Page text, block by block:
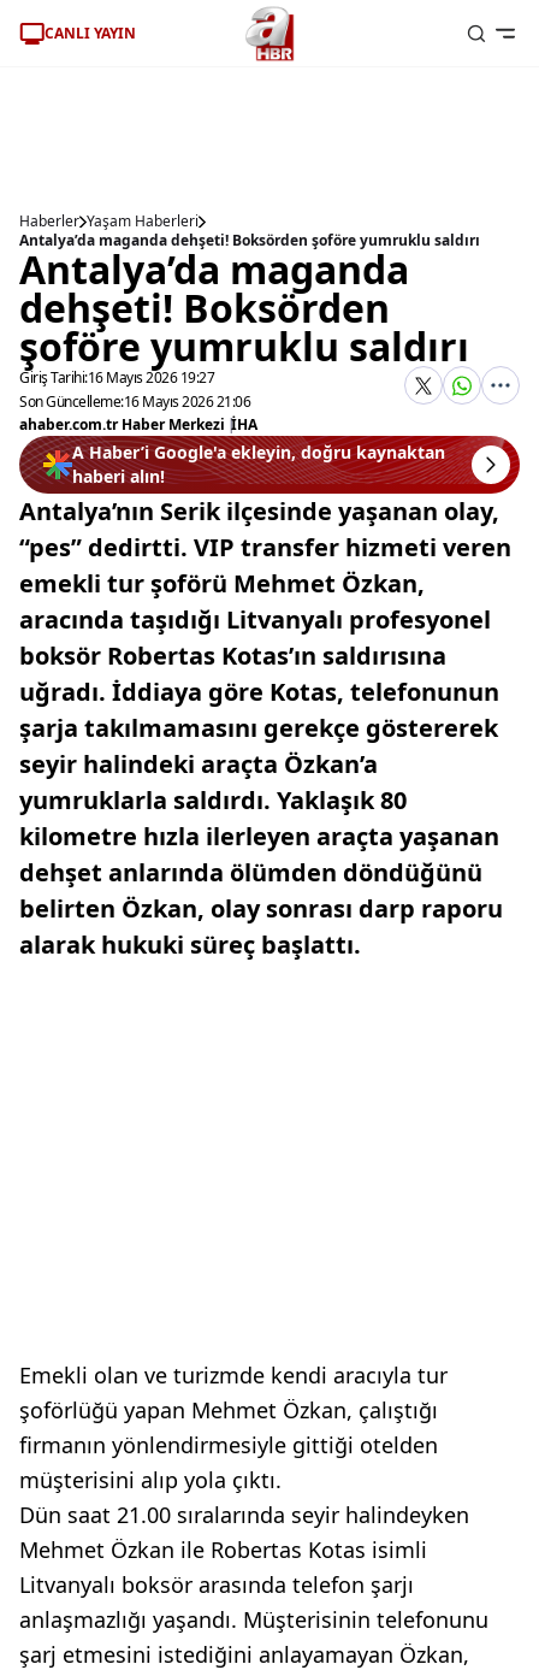
CANLI YAYIN
Haberler Yaşam Haberleri
Antalya’da maganda dehşeti! Boksörden şoföre yumruklu saldırı
Antalya’da maganda
dehşeti! Boksörden
şoföre yumruklu saldırı
Giriş Tarihi:16 Mayıs 2026 19:27
Son Güncelleme:16 Mayıs 2026 21:06
ahaber.com.tr Haber Merkezi |İHA
A Haber’i Google'a ekleyin, doğru kaynaktan
haberi alın!
Antalya’nın Serik ilçesinde yaşanan olay,
“pes” dedirtti. VIP transfer hizmeti veren
emekli tur şoförü Mehmet Özkan,
aracında taşıdığı Litvanyalı profesyonel
boksör Robertas Kotas’ın saldırısına
uğradı. İddiaya göre Kotas, telefonunun
şarja takılmamasını gerekçe göstererek
seyir halindeki araçta Özkan’a
yumruklarla saldırdı. Yaklaşık 80
kilometre hızla ilerleyen araçta yaşanan
dehşet anlarında ölümden döndüğünü
belirten Özkan, olay sonrası darp raporu
alarak hukuki süreç başlattı.
Emekli olan ve turizmde kendi aracıyla tur
şoförlüğü yapan Mehmet Özkan, çalıştığı
firmanın yönlendirmesiyle gittiği otelden
müşterisini alıp yola çıktı.
Dün saat 21.00 sıralarında seyir halindeyken
Mehmet Özkan ile Robertas Kotas isimli
Litvanyalı boksör arasında telefon şarjı
anlaşmazlığı yaşandı. Müşterisinin telefonunu
şarj etmesini istediğini anlayamayan Özkan,